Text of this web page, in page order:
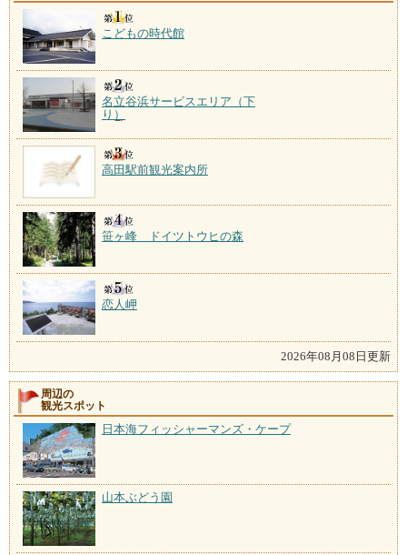
こどもの時代館
名立谷浜サービスエリア（下
り）
高田駅前観光案内所
笹ヶ峰 ドイツトウヒの森
恋人岬
2026年08月08日更新
周辺の
観光スポット
日本海フィッシャーマンズ・ケープ
山本ぶどう園